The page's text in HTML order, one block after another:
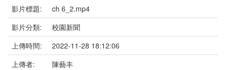
影片標題:
ch 6_2.mp4
影片分類:
校園新聞
上傳時間:
2022-11-28 18:12:06
上傳者:
陳藝丰